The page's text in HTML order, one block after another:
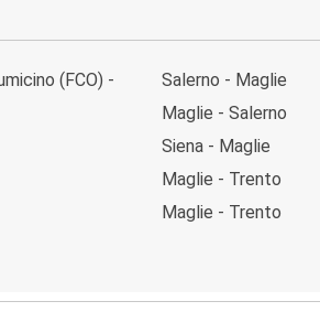
(FCO) -
Salerno - Maglie
Maglie - Salerno
Siena - Maglie
Maglie - Trento
Maglie - Trento